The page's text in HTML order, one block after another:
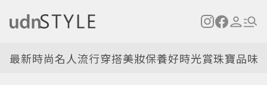
最新時尚名人流行穿搭美妝保養好時光賞珠寶品味